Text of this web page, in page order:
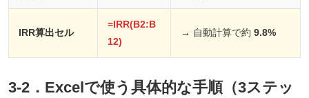
IRR算出セル
=IRR(B2:B
12)
→ 自動計算で約 9.8%
3-2．Excelで使う具体的な手順（3ステッ